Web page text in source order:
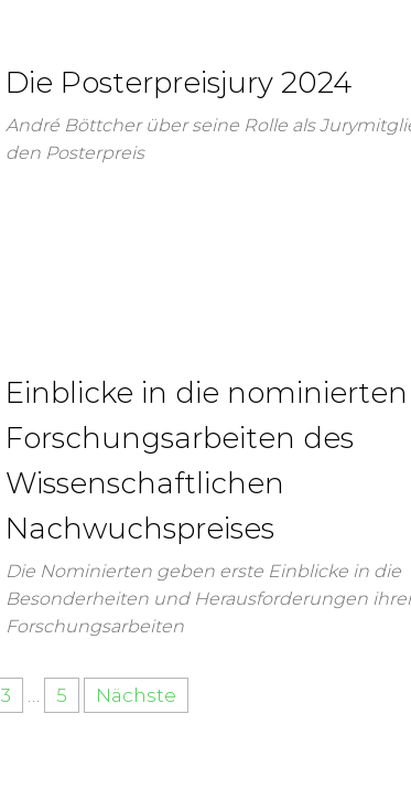
Die Posterpreisjury 2024
André Böttcher über seine Rolle als
den Posterpreis
Einblicke in die nominierten
Forschungsarbeiten des
Wissenschaftlichen
Nachwuchspreises
Die Nominierten geben erste Einblicke in die
Besonderheiten und Herausforderungen
Forschungsarbeiten
3 … 5 Nächste